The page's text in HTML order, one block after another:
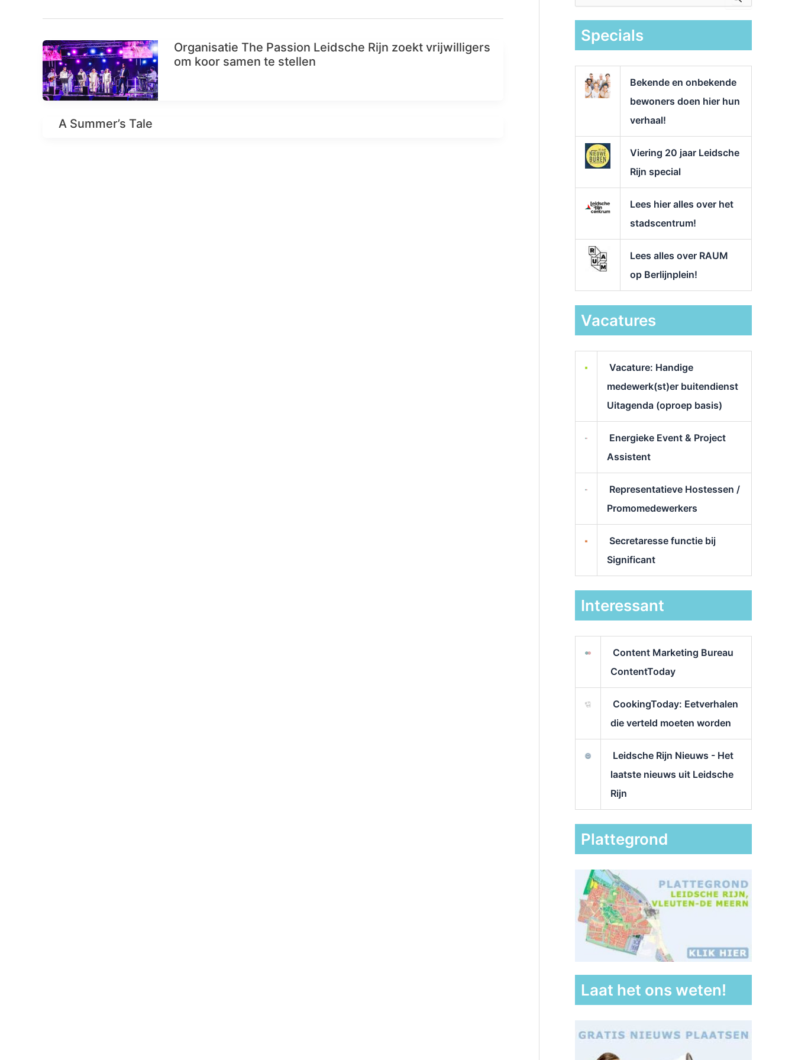
Organisatie The Passion Leidsche Rijn zoekt vrijwilligers
om koor samen te stellen
A Summer’s Tale
k
Specials
Bekende en onbekende
bewoners doen hier hun
verhaal!
Viering 20 jaar Leidsche
Rijn special
Lees hier alles over het
stadscentrum!
Lees alles over RAUM
op Berlijnplein!
Vacatures
Vacature: Handige
medewerk(st)er buitendienst
Uitagenda (oproep basis)
Energieke Event & Project
Assistent
Representatieve Hostessen /
Promomedewerkers
Secretaresse functie bij
Significant
Interessant
Content Marketing Bureau
ContentToday
CookingToday: Eetverhalen
die verteld moeten worden
Leidsche Rijn Nieuws - Het
laatste nieuws uit Leidsche
Rijn
Plattegrond
Laat het ons weten!